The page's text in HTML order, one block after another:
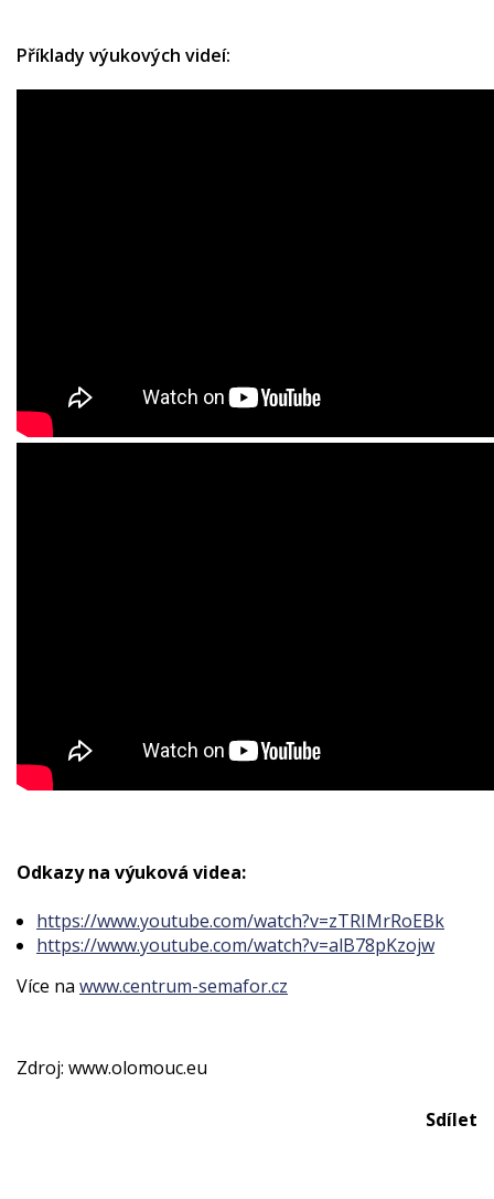
Příklady výukových videí:
Odkazy na výuková videa:
https://www.youtube.com/watch?v=zTRIMrRoEBk
https://www.youtube.com/watch?v=alB78pKzojw
Více na www.centrum-semafor.cz
Zdroj: www.olomouc.eu
Sdílet